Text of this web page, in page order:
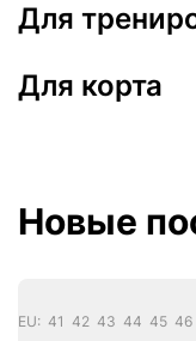
Для
Для корта
Новые
EU: 41 42 43 44 45 46